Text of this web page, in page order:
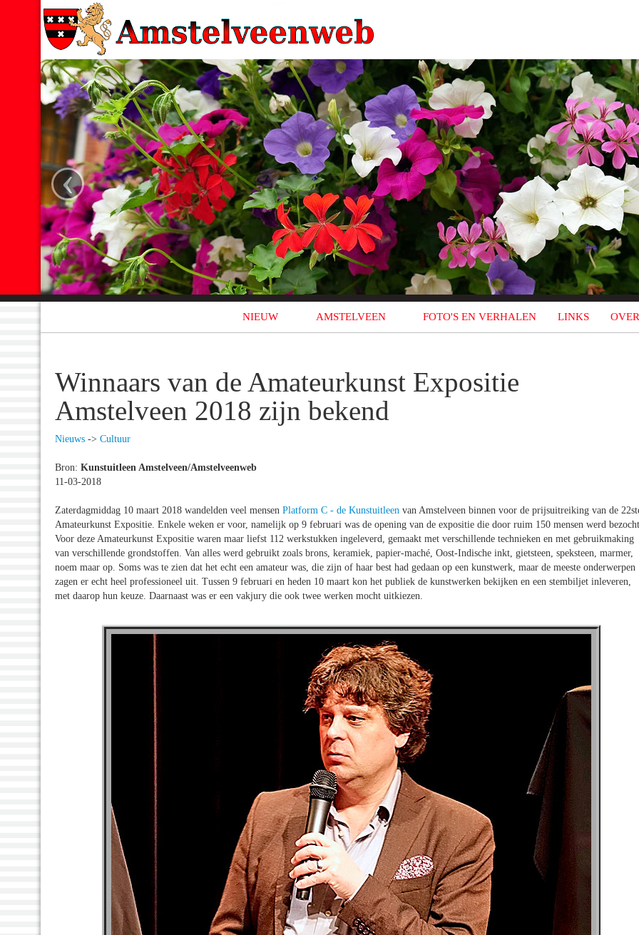
‹
NIEUW AMSTELVEEN FOTO'S EN VERHALEN LINKS
Winnaars van de Amateurkunst Expositie
Amstelveen 2018 zijn bekend
Nieuws -> Cultuur
Bron: Kunstuitleen Amstelveen/Amstelveenweb
11-03-2018
Zaterdagmiddag 10 maart 2018 wandelden veel mensen Platform C - de Kunstuitleen van Amstelveen binnen voor de prijsuitreiking van de
Amateurkunst Expositie. Enkele weken er voor, namelijk op 9 februari was de opening van de expositie die door ruim 150 mensen werd
Voor deze Amateurkunst Expositie waren maar liefst 112 werkstukken ingeleverd, gemaakt met verschillende technieken en met gebruikmaking
van verschillende grondstoffen. Van alles werd gebruikt zoals brons, keramiek, papier-maché, Oost-Indische inkt, gietsteen, speksteen, marmer,
noem maar op. Soms was te zien dat het echt een amateur was, die zijn of haar best had gedaan op een kunstwerk, maar de meeste onderwerpen
zagen er echt heel professioneel uit. Tussen 9 februari en heden 10 maart kon het publiek de kunstwerken bekijken en een stembiljet inleveren,
met daarop hun keuze. Daarnaast was er een vakjury die ook twee werken mocht uitkiezen.